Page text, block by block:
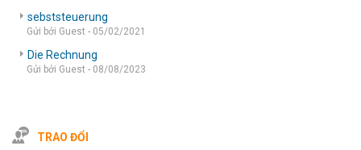
sebststeuerung
Gửi bởi Guest - 05/02/2021
Die Rechnung
Gửi bởi Guest - 08/08/2023
TRAO ĐỔI